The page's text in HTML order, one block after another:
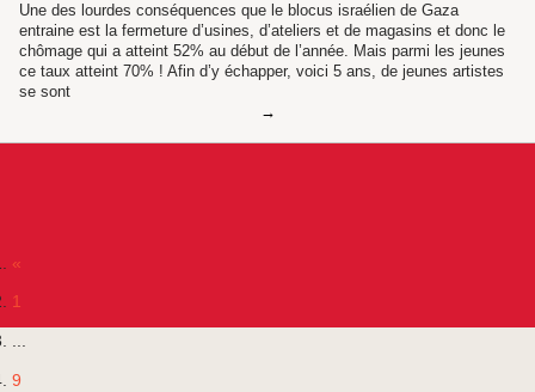
Une des lourdes conséquences que le blocus israélien de Gaza
entraine est la fermeture d’usines, d’ateliers et de magasins et donc le
chômage qui a atteint 52% au début de l’année. Mais parmi les jeunes
ce taux atteint 70% ! Afin d’y échapper, voici 5 ans, de jeunes artistes
se sont
«
1
...
9